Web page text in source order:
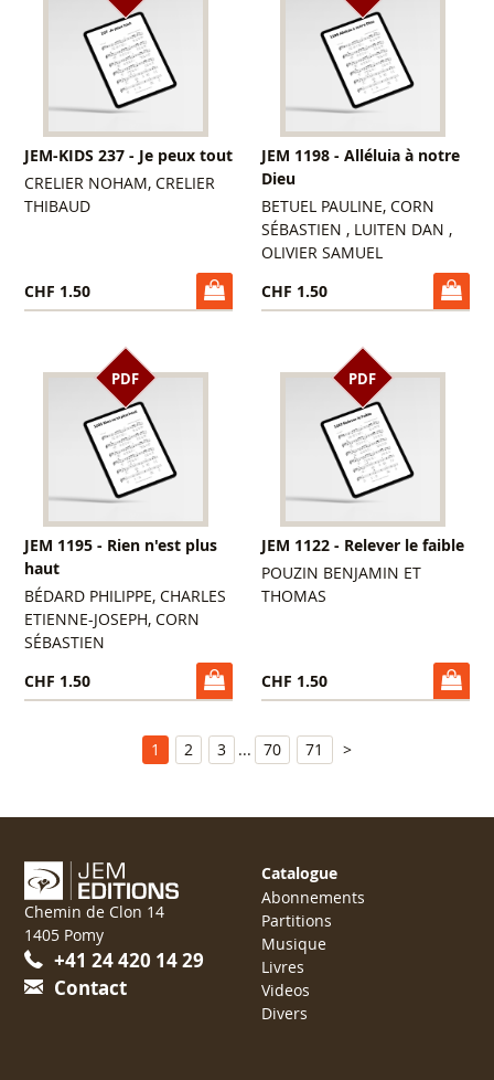
JEM-KIDS 237 - Je peux tout
CRELIER NOHAM, CRELIER
THIBAUD
CHF 1.50
JEM 1198 - Alléluia à notre
Dieu
BETUEL PAULINE, CORN
SÉBASTIEN , LUITEN DAN ,
OLIVIER SAMUEL
CHF 1.50
PDF
JEM 1195 - Rien n'est plus
haut
BÉDARD PHILIPPE, CHARLES
ETIENNE-JOSEPH, CORN
SÉBASTIEN
CHF 1.50
PDF
JEM 1122 - Relever le faible
POUZIN BENJAMIN ET
THOMAS
CHF 1.50
1 2 3 ... 70 71 >
Chemin de Clon 14
1405 Pomy
+41 24 420 14 29
Contact
Catalogue
Abonnements
Partitions
Musique
Livres
Videos
Divers